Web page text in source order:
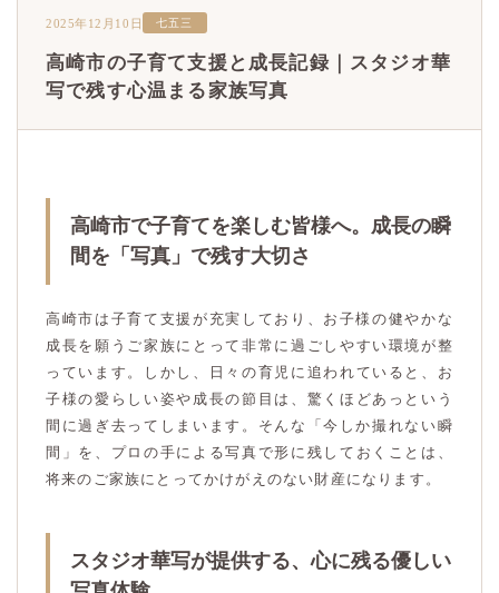
2025年12月10日 七五三
高崎市の子育て支援と成長記録｜スタジオ華
写で残す心温まる家族写真
高崎市で子育てを楽しむ皆様へ。成長の瞬
間を「写真」で残す大切さ
高崎市は子育て支援が充実しており、お子様の健やかな
成長を願うご家族にとって非常に過ごしやすい環境が整
っています。しかし、日々の育児に追われていると、お
子様の愛らしい姿や成長の節目は、驚くほどあっという
間に過ぎ去ってしまいます。そんな「今しか撮れない瞬
間」を、プロの手による写真で形に残しておくことは、
将来のご家族にとってかけがえのない財産になります。
スタジオ華写が提供する、心に残る優しい